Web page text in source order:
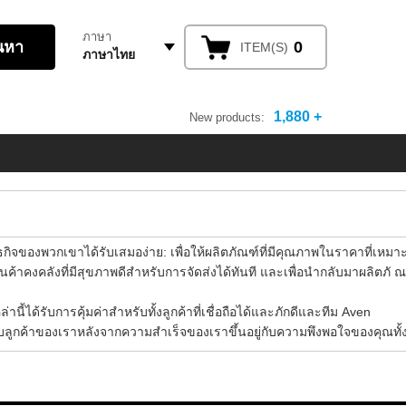
ภาษา
ภาษาไทย ITEM(S) 0
New products: 1,880 +
จของพวกเขาได้รับเสมอง่าย: เพื่อให้ผลิตภัณฑ์ที่มีคุณภาพในราคาที่เหมา
ค้าคงคลังที่มีสุขภาพดีสำหรับการจัดส่งได้ทันที และเพื่อนำกลับมาผลิตภั
นี้ได้รับการคุ้มค่าสำหรับทั้งลูกค้าที่เชื่อถือได้และภักดีและทีม Aven
ค้าของเราหลังจากความสำเร็จของเราขึ้นอยู่กับความพึงพอใจของคุณทั้